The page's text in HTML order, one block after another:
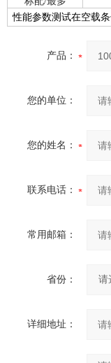
性能参数测试在空载
产品：
您的单位：
您的姓名：
联系电话：
常用邮箱：
省份：
详细地址：